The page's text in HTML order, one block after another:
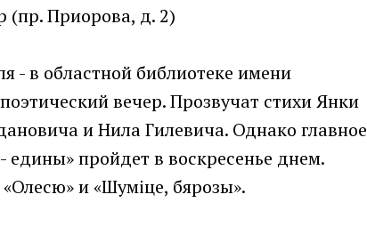
(пр. Приорова, д. 2)
- в областной библиотеке имени
вечер. Прозвучат стихи Янки
и Нила Гилевича. Однако главное
пройдет в воскресенье днем.
и «Шуміце, бярозы».